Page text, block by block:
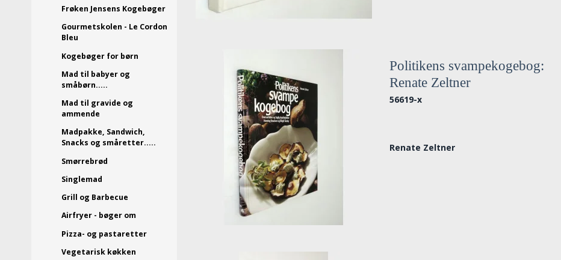
Frøken Jensens Kogebøger
Gourmetskolen - Le Cordon
Bleu
Kogebøger for børn
Mad til babyer og
småbørn.....
Mad til gravide og
ammende
Madpakke, Sandwich,
Snacks og småretter.....
Smørrebrød
Singlemad
Grill og Barbecue
Airfryer - bøger om
Pizza- og pastaretter
Vegetarisk køkken
Politikens svampekogebog:
Renate Zeltner
56619-x
Renate Zeltner